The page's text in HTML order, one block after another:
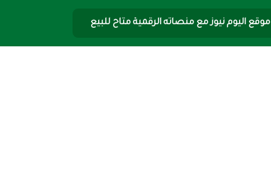
موقع اليوم نيوز مع منصاته الرقمية متاح للبيع